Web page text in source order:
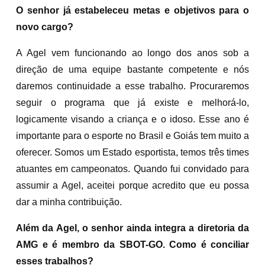
O senhor já estabeleceu metas e objetivos para o
novo cargo?
A Agel vem funcionando ao longo dos anos sob a
direção de uma equipe bastante competente e nós
daremos continuidade a esse trabalho. Procuraremos
seguir o programa que já existe e melhorá-lo,
logicamente visando a criança e o idoso. Esse ano é
importante para o esporte no Brasil e Goiás tem muito a
oferecer. Somos um Estado esportista, temos três times
atuantes em campeonatos. Quando fui convidado para
assumir a Agel, aceitei porque acredito que eu possa
dar a minha contribuição.
Além da Agel, o senhor ainda integra a diretoria da
AMG e é membro da SBOT-GO. Como é conciliar
esses trabalhos?